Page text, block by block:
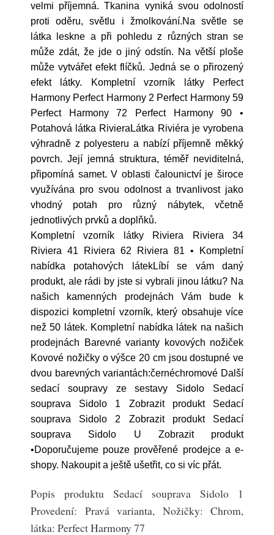
velmi příjemná. Tkanina vyniká svou odolností
proti oděru, světlu i žmolkování.Na světle se
látka leskne a při pohledu z různých stran se
může zdát, že jde o jiný odstín. Na větší ploše
může vytvářet efekt flíčků. Jedná se o přirozený
efekt látky. Kompletní vzorník látky Perfect
Harmony Perfect Harmony 2 Perfect Harmony 59
Perfect Harmony 72 Perfect Harmony 90 •
Potahová látka RivieraLátka Riviéra je vyrobena
výhradně z polyesteru a nabízí příjemně měkký
povrch. Její jemná struktura, téměř neviditelná,
připomíná samet. V oblasti čalounictví je široce
využívána pro svou odolnost a trvanlivost jako
vhodný potah pro různý nábytek, včetně
jednotlivých prvků a doplňků.
Kompletní vzorník látky Riviera Riviera 34
Riviera 41 Riviera 62 Riviera 81 • Kompletní
nabídka potahových látekLíbí se vám daný
produkt, ale rádi by jste si vybrali jinou látku? Na
našich kamenných prodejnách Vám bude k
dispozici kompletní vzorník, který obsahuje více
než 50 látek. Kompletní nabídka látek na našich
prodejnách Barevné varianty kovových nožiček
Kovové nožičky o výšce 20 cm jsou dostupné ve
dvou barevných variantách:černéchromové Další
sedací soupravy ze sestavy Sidolo Sedací
souprava Sidolo 1 Zobrazit produkt Sedací
souprava Sidolo 2 Zobrazit produkt Sedací
souprava Sidolo U Zobrazit produkt
•Doporučujeme pouze prověřené prodejce a e-
shopy. Nakoupit a ještě ušetřit, co si víc přát.
Popis produktu Sedací souprava Sidolo 1
Provedení: Pravá varianta, Nožičky: Chrom,
látka: Perfect Harmony 77